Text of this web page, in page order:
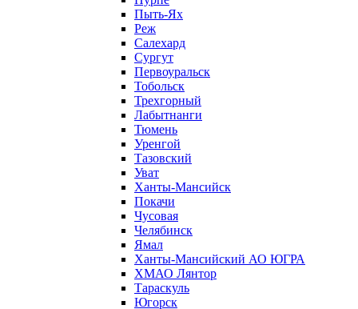
Пыть-Ях
Реж
Салехард
Сургут
Первоуральск
Тобольск
Трехгорный
Лабытнанги
Тюмень
Уренгой
Тазовский
Уват
Ханты-Мансийск
Покачи
Чусовая
Челябинск
Ямал
Ханты-Мансийский АО ЮГРА
ХМАО Лянтор
Тараскуль
Югорск